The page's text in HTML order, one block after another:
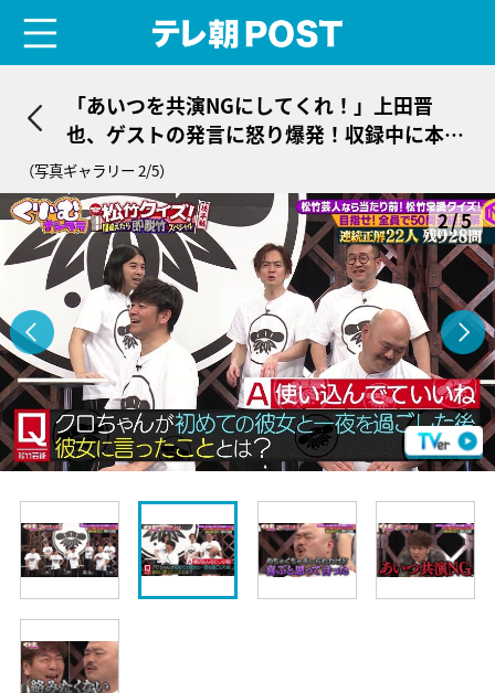
「あいつを共演NGにしてくれ！」上田晋
也、ゲストの発言に怒り爆発！収録中に本気
の“絶縁宣言”
（写真ギャラリー 2/5）
2/5